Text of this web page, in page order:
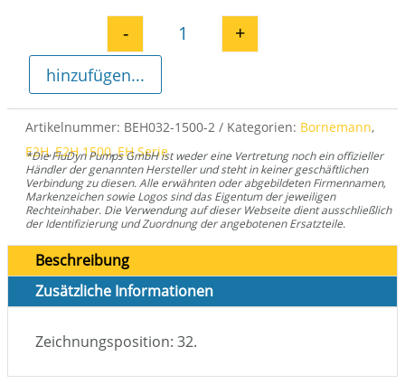
Sicherungsring 32 für E2H 1500
- +
hinzufügen...
Artikelnummer: BEH032-1500-2 Kategorien: Bornemann,
E2H,E2H 1500,EH Serie
*Die FluDyn Pumps GmbH ist weder eine Vertretung noch ein offizieller
Händler der genannten Hersteller und steht in keiner geschäftlichen
Verbindung zu diesen. Alle erwähnten oder abgebildeten Firmennamen,
Markenzeichen sowie Logos sind das Eigentum der jeweiligen
Rechteinhaber. Die Verwendung auf dieser Webseite dient ausschließlich
der Identifizierung und Zuordnung der angebotenen Ersatzteile.
Beschreibung
Zusätzliche Informationen
Zeichnungsposition: 32.